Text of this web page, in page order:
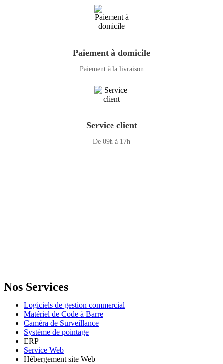
Paiement à domicile
Paiement à la livraison
Service client
De 09h à 17h
Nos Services
Logiciels de gestion commercial
Matériel de Code à Barre
Caméra de Surveillance
Système de pointage
ERP
Service Web
Hébergement site Web